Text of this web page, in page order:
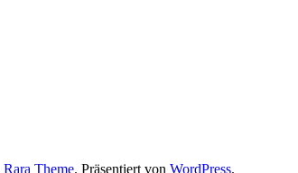
Rara Theme. Präsentiert von WordPress.